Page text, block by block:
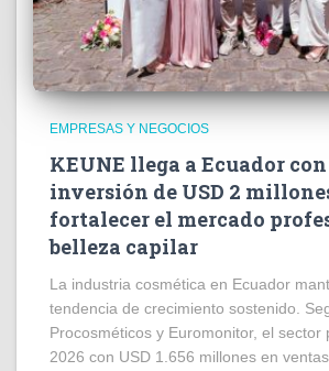
EMPRESAS Y NEGOCIOS
KEUNE llega a Ecuador
inversión de USD 2
fortalecer el mercado
belleza capilar
La industria cosmética en Ecuador
tendencia de crecimiento sostenido.
Procosméticos y Euromonitor, el sector
2026 con USD 1.656 millones en